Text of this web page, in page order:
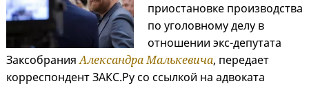
приостановке производства
по уголовному делу в
отношении экс-депутата
ЗаксобранияАлександра Малькевича, передает
корреспондент ЗАКС.Ру со ссылкой на адвоката